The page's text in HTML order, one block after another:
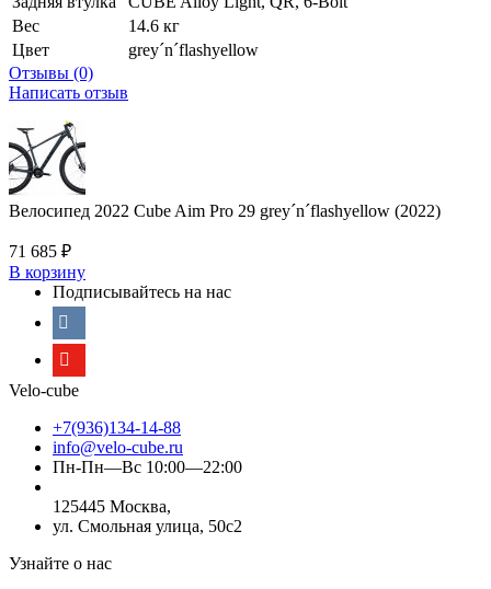
Вес
14.6 кг
Цвет
grey´n´flashyellow
Отзывы (0)
Написать отзыв
Велосипед 2022 Cube Aim Pro 29 grey´n´flashyellow (2022)
71 685 ₽
В корзину
Подписывайтесь на нас
Velo-cube
+7(936)134-14-88
info@velo-cube.ru
Пн-Пн—Вс 10:00—22:00
125445 Москва,
ул. Смольная улица, 50с2
Узнайте о нас